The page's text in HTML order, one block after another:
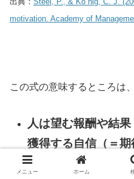
motivation. Academy of
この式の意味するところは、
人は望む報酬や結
獲得する自信（＝
あるときに実用性
メニュー ホーム